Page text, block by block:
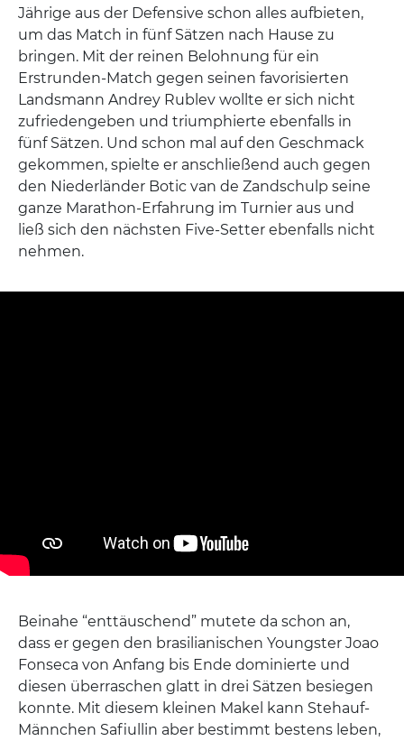
Jährige aus der Defensive schon alles aufbieten,
um das Match in fünf Sätzen nach Hause zu
bringen. Mit der reinen Belohnung für ein
Erstrunden-Match gegen seinen favorisierten
Landsmann Andrey Rublev wollte er sich nicht
zufriedengeben und triumphierte ebenfalls in
fünf Sätzen. Und schon mal auf den Geschmack
gekommen, spielte er anschließend auch gegen
den Niederländer Botic van de Zandschulp seine
ganze Marathon-Erfahrung im Turnier aus und
ließ sich den nächsten Five-Setter ebenfalls nicht
nehmen.
Beinahe “enttäuschend” mutete da schon an,
dass er gegen den brasilianischen Youngster Joao
Fonseca von Anfang bis Ende dominierte und
diesen überraschen glatt in drei Sätzen besiegen
konnte. Mit diesem kleinen Makel kann Stehauf-
Männchen Safiullin aber bestimmt bestens leben,